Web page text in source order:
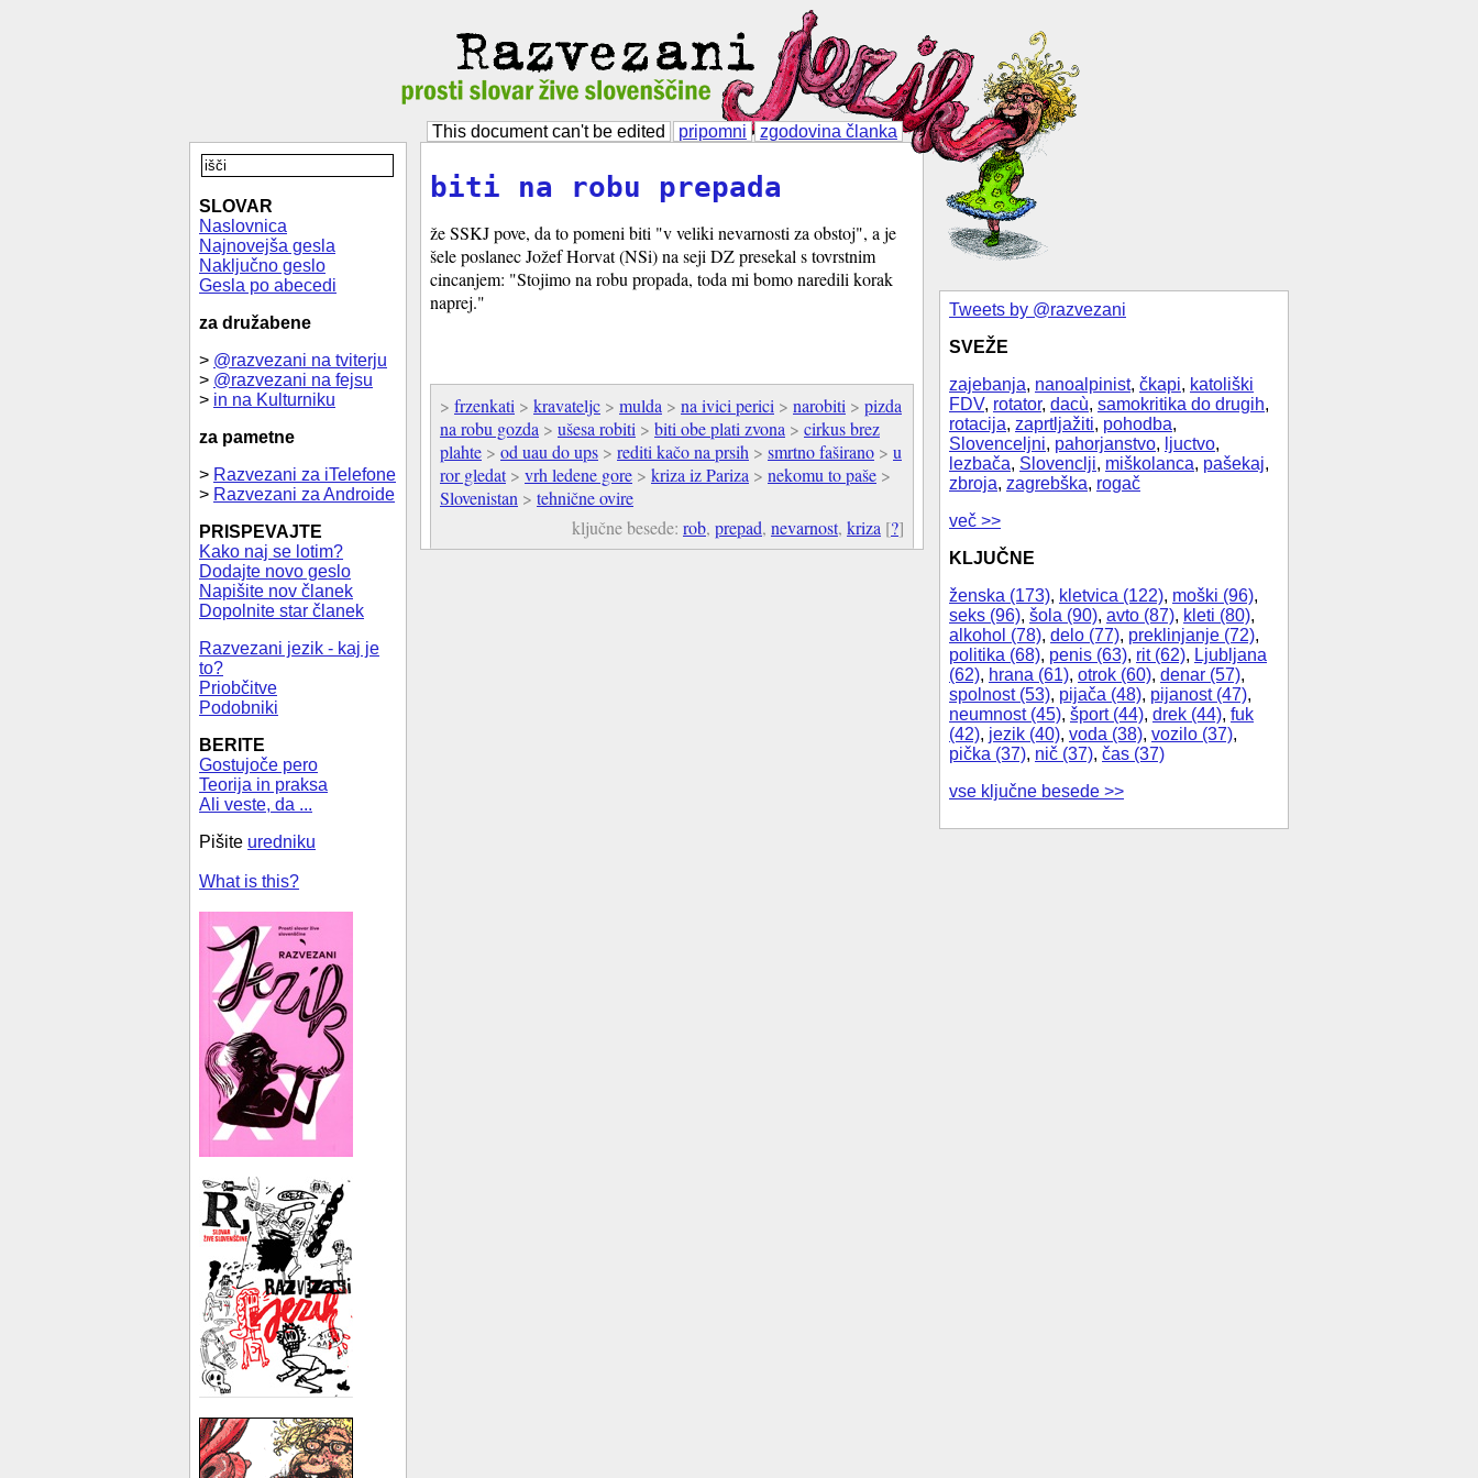
This document can't be edited pripomni zgodovina članka
Tweets by @razvezani
SVEŽE
zajebanja, nanoalpinist, čkapi, katoliški
FDV, rotator, dacù, samokritika do drugih,
rotacija, zaprtljažiti, pohodba,
Slovenceljni, pahorjanstvo, ljuctvo,
lezbača, Slovenclji, miškolanca, pašekaj,
zbroja, zagrebška, rogač
več >>
KLJUČNE
ženska (173), kletvica (122), moški (96),
seks (96), šola (90), avto (87), kleti (80),
alkohol (78), delo (77), preklinjanje (72),
politika (68), penis (63), rit (62), Ljubljana
(62), hrana (61), otrok (60), denar (57),
spolnost (53), pijača (48), pijanost (47),
neumnost (45), šport (44), drek (44), fuk
(42), jezik (40), voda (38), vozilo (37),
pička (37), nič (37), čas (37)
vse ključne besede >>
SLOVAR
Naslovnica
Najnovejša gesla
Naključno geslo
Gesla po abecedi
za družabene
> @razvezani na tviterju
> @razvezani na fejsu
> in na Kulturniku
za pametne
> Razvezani za iTelefone
> Razvezani za Androide
PRISPEVAJTE
Kako naj se lotim?
Dodajte novo geslo
Napišite nov članek
Dopolnite star članek
Razvezani jezik - kaj je
to?
Priobčitve
Podobniki
BERITE
Gostujoče pero
Teorija in praksa
Ali veste, da ...
Pišite uredniku
What is this?
biti na robu prepada
že SSKJ pove, da to pomeni biti "v veliki nevarnosti za obstoj", a je
šele poslanec Jožef Horvat (NSi) na seji DZ presekal s tovrstnim
cincanjem: "Stojimo na robu propada, toda mi bomo naredili korak
naprej."
> frzenkati > kravateljc > mulda > na ivici perici > narobiti > pizda
na robu gozda > ušesa robiti > biti obe plati zvona > cirkus brez
plahte > od uau do ups > rediti kačo na prsih > smrtno faširano > u
ror gledat> vrh ledene gore > kriza iz Pariza > nekomu to paše >
Slovenistan > tehnične ovire
ključne besede: rob, prepad, nevarnost, kriza [?]